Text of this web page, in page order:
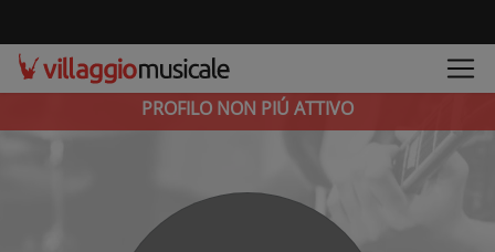
PROFILO NON PIÚ ATTIVO